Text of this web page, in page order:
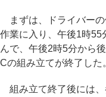
まずは、ドライバーの
作業に入り、午後1時55
んで、午後2時5分から
Cの組み立てが終了した
組み立て終了後には、